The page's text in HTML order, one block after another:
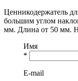
Ценникодержатель
большим углом
мм. Длина от 50 мм.
Имя
*
E-mail